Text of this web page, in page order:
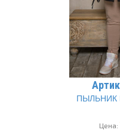
ПЫЛЬНИК
Цена: